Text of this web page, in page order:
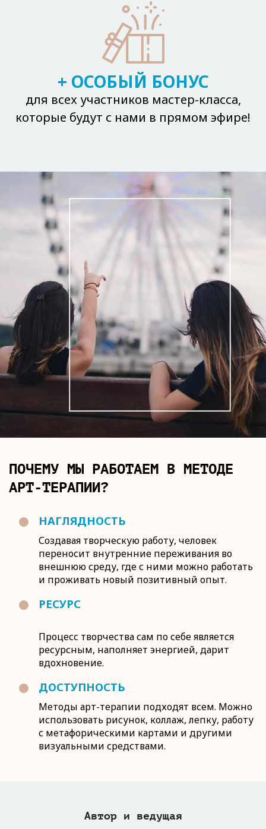
+ ОСОБЫЙ БОНУС
для всех участников мастер-класса,
которые будут с нами в прямом эфире!
ПОЧЕМУ МЫ РАБОТАЕМ В МЕТОДЕ
АРТ-ТЕРАПИИ?
НАГЛЯДНОСТЬ
Создавая творческую работу, человек
переносит внутренние переживания во
внешнюю среду, где с ними можно работать
и проживать новый позитивный опыт.
РЕСУРС
Процесс творчества сам по себе является
ресурсным, наполняет энергией, дарит
вдохновение.
ДОСТУПНОСТЬ
Методы арт-терапии подходят всем. Можно
использовать рисунок, коллаж, лепку, работу
с метафорическими картами и другими
визуальными средствами.
Автор и ведущая